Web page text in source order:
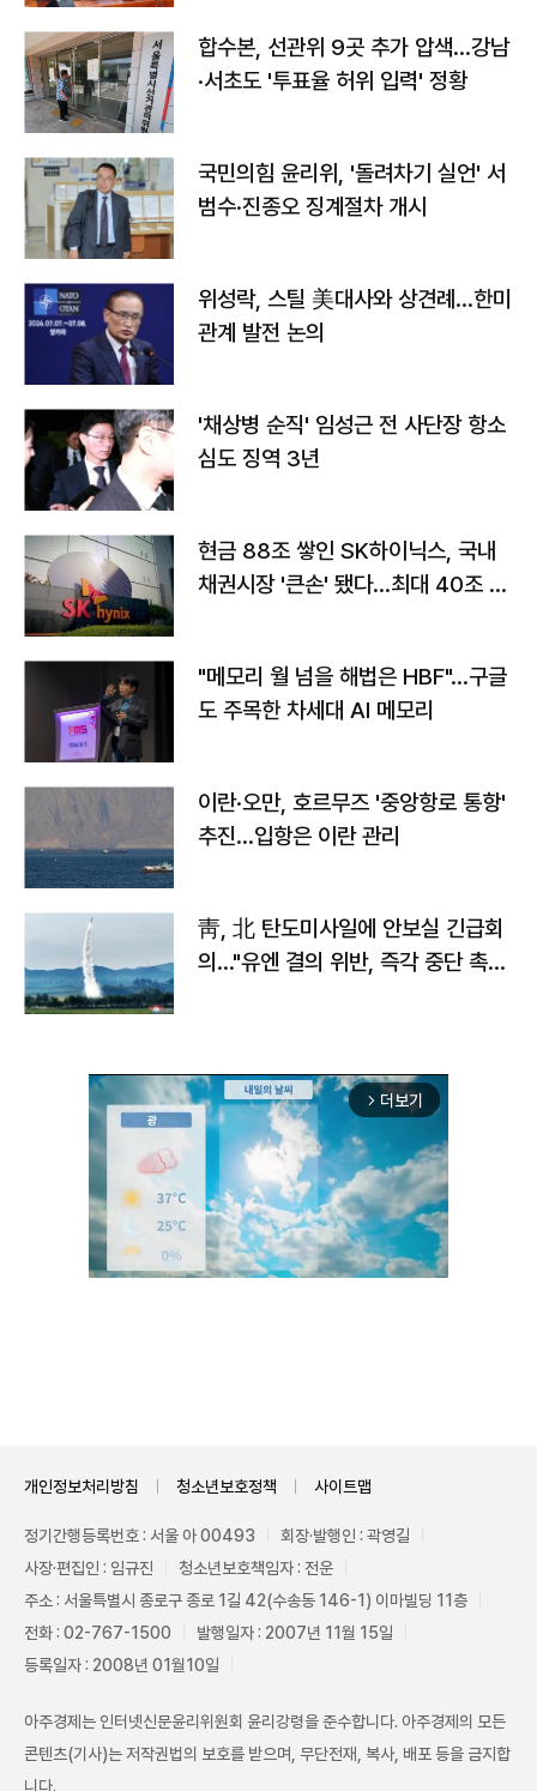
합수본, 선관위 9곳 추가 압색…강남
·서초도 '투표율 허위 입력' 정황
국민의힘 윤리위, '돌려차기 실언' 서
범수·진종오 징계절차 개시
위성락, 스틸 美대사와 상견례…한미
관계 발전 논의
'채상병 순직' 임성근 전 사단장 항소
심도 징역 3년
현금 88조 쌓인 SK하이닉스, 국내
채권시장 '큰손' 됐다…최대 40조 투
"메모리 월 넘을 해법은 HBF"…구글
도 주목한 차세대 AI 메모리
이란·오만, 호르무즈 '중앙항로 통항'
추진…입항은 이란 관리
靑, 北 탄도미사일에 안보실 긴급회
의…"유엔 결의 위반, 즉각 중단 촉
arrow_forward_ios 더보기
개인정보처리방침 청소년보호정책 사이트맵
정기간행등록번호 : 서울 아 00493
회장·발행인 : 곽영길
사장·편집인 : 임규진
청소년보호책임자 : 전운
주소 : 서울특별시 종로구 종로 1길 42(수송동 146-1) 이마빌딩 11층
전화 : 02-767-1500
발행일자 : 2007년 11월 15일
등록일자 : 2008년 01월10일
아주경제는 인터넷신문윤리위원회 윤리강령을 준수합니다. 아주경제의 모든
콘텐츠(기사)는 저작권법의 보호를 받으며, 무단전재, 복사, 배포 등을 금지합
니다.